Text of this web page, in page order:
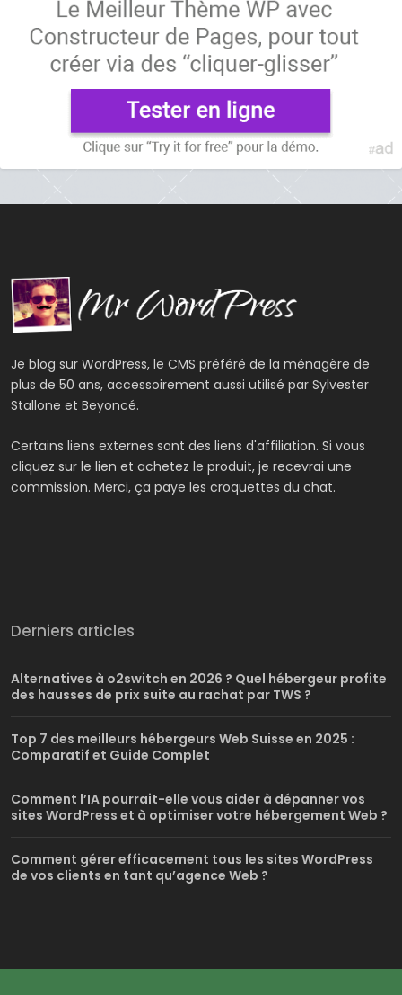
Je blog sur WordPress, le CMS préféré de la ménagère de
plus de 50 ans, accessoirement aussi utilisé par Sylvester
Stallone et Beyoncé.
Certains liens externes sont des liens d'affiliation. Si vous
cliquez sur le lien et achetez le produit, je recevrai une
commission. Merci, ça paye les croquettes du chat.
Derniers articles
Alternatives à o2switch en 2026 ? Quel hébergeur profite
des hausses de prix suite au rachat par TWS ?
Top 7 des meilleurs hébergeurs Web Suisse en 2025 :
Comparatif et Guide Complet
Comment l’IA pourrait-elle vous aider à dépanner vos
sites WordPress et à optimiser votre hébergement Web ?
Comment gérer efficacement tous les sites WordPress
de vos clients en tant qu’agence Web ?